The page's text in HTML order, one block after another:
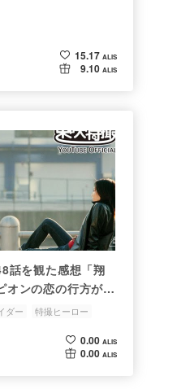
15.17 ALIS
9.10 ALIS
話を観た感想「翔
オンの恋の行方が見
ダー
特撮ヒーロー
0.00 ALIS
0.00 ALIS